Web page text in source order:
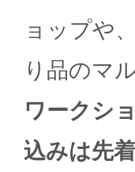
ョップや
り品のマ
ワークシ
込みは先